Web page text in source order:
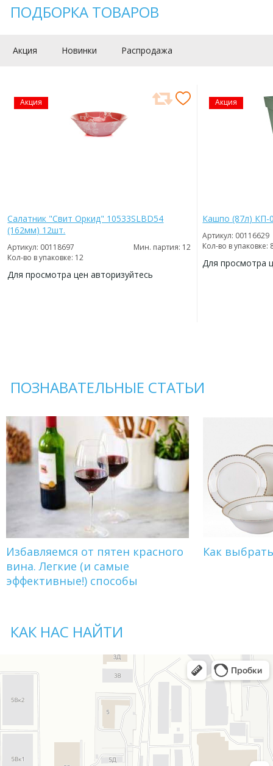
ПОДБОРКА ТОВАРОВ
Акция Новинки Распродажа
Акция
Салатник "Свит Оркид" 10533SLBD54
(162мм) 12шт.
Артикул: 00118697
Мин. партия: 12
Кол-во в упаковке: 12
Для просмотра цен авторизуйтесь
Акция
Кашпо (87л) КП-
Артикул: 00116629
Кол-во в упаковке:
Для просмотра
ПОЗНАВАТЕЛЬНЫЕ СТАТЬИ
Избавляемся от пятен красного
вина. Легкие (и самые
эффективные!) способы
Как
КАК НАС НАЙТИ